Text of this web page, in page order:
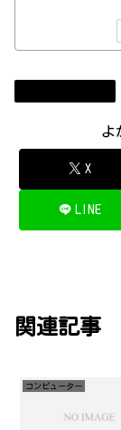
よ
X
LINE
関連記事
コンビューター